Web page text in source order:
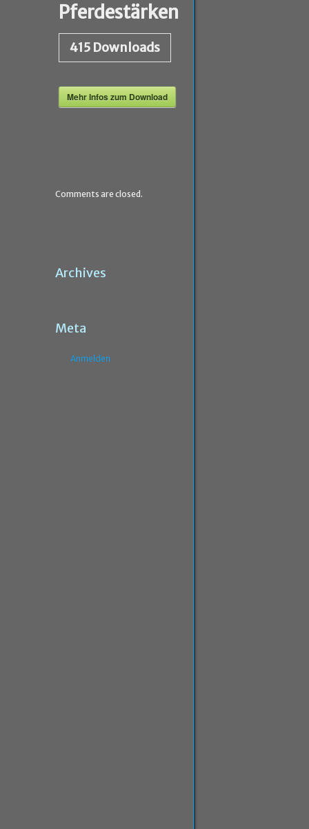
Pferdestärken
415 Downloads
Mehr Infos zum Download
Comments are closed.
Archives
Meta
Anmelden